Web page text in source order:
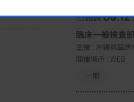
2026.08.12
臨床一般検査
主催 : 沖縄県臨床
開催場所 : WEB
一般